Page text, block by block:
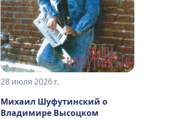
28 июля 2026 г.
Михаил Шуфутинский о
Владимире Высоцком